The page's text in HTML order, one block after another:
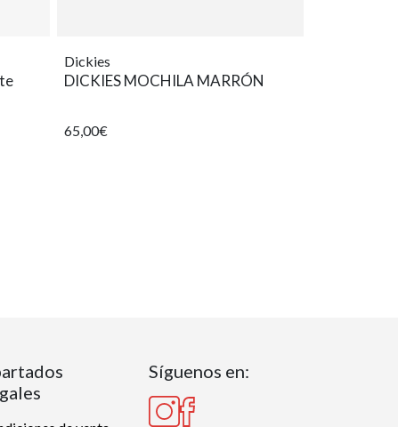
Dickies
DICKIES MOCHILA MARRÓN
65,00€
Síguenos en: